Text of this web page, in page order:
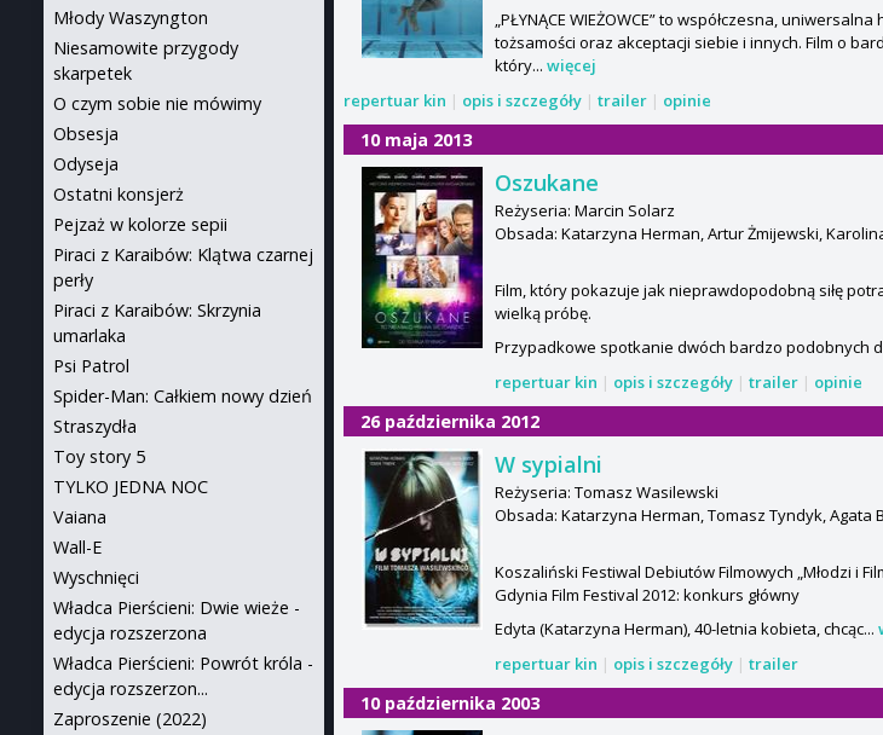
„PŁYNĄCE WIEŻOWCE” to współczesna,
tożsamości oraz akceptacji siebie i innych. Film o
który... więcej
repertuar kin | opis i szczegóły | trailer | opinie
10 maja 2013
Oszukane
Reżyseria: Marcin Solarz
Obsada: Katarzyna Herman, Artur Żmijewski,
Film, który pokazuje jak nieprawdopodobną siłę
wielką próbę.
Przypadkowe spotkanie dwóch bardzo podobnych
repertuar kin | opis i szczegóły | trailer | opinie
26 października 2012
W sypialni
Reżyseria: Tomasz Wasilewski
Obsada: Katarzyna Herman, Tomasz Tyndyk, Agata
Koszaliński Festiwal Debiutów Filmowych „Młodzi i
Gdynia Film Festival 2012: konkurs główny
Edyta (Katarzyna Herman), 40-letnia kobieta, chcąc...
repertuar kin | opis i szczegóły | trailer
10 października 2003
Młody Waszyngton
Niesamowite przygody
skarpetek
O czym sobie nie mówimy
Obsesja
Odyseja
Ostatni konsjerż
Pejzaż w kolorze sepii
Piraci z Karaibów: Klątwa czarnej
perły
Piraci z Karaibów: Skrzynia
umarlaka
Psi Patrol
Spider-Man: Całkiem nowy dzień
Straszydła
Toy story 5
TYLKO JEDNA NOC
Vaiana
Wall-E
Wyschnięci
Władca Pierścieni: Dwie wieże -
edycja rozszerzona
Władca Pierścieni: Powrót króla -
edycja rozszerzon...
Zaproszenie (2022)